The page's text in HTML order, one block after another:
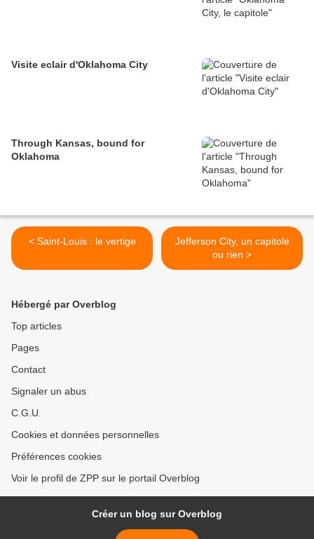
Visite eclair d'Oklahoma City
Through Kansas, bound for
Oklahoma
< Saint-Louis : le vertige
Jefferson City, un capitole
ou rien >
Hébergé par Overblog
Top articles
Pages
Contact
Signaler un abus
C.G.U.
Cookies et données personnelles
Préférences cookies
Voir le profil de ZPP sur le portail Overblog
Créer un blog sur Overblog